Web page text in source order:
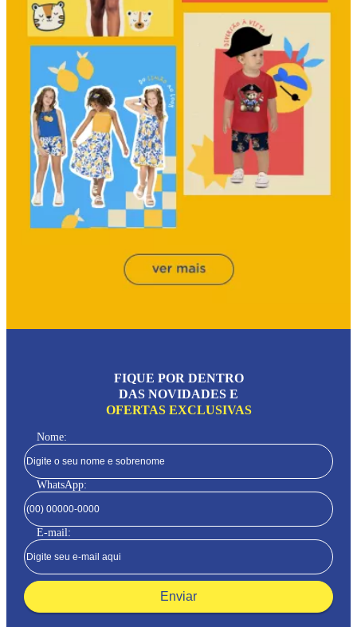
FIQUE POR DENTRO
DAS NOVIDADES E
OFERTAS EXCLUSIVAS
Nome:
WhatsApp:
E-mail:
Enviar